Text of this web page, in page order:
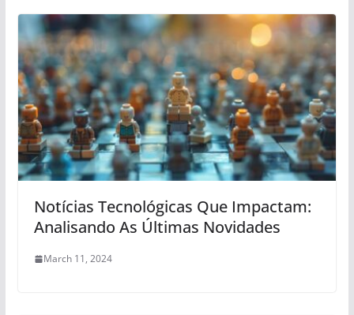
Notícias Tecnológicas Que Impactam:
Analisando As Últimas Novidades
March 11, 2024